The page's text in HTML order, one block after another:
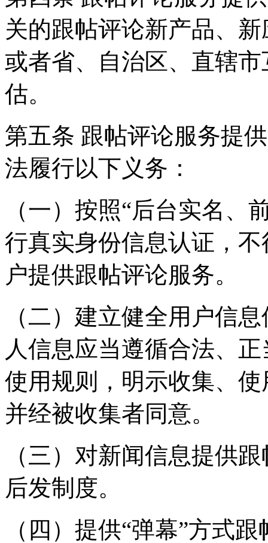
关的跟帖评论新产品、
或者省、自治区、直辖
估。
第五条 跟帖评论服务提
法履行以下义务：
（一）按照“后台实名、
行真实身份信息认证，
户提供跟帖评论服务。
（二）建立健全用户信
人信息应当遵循合法、
使用规则，明示收集、
并经被收集者同意。
（三）对新闻信息提供
后发制度。
（四）提供“弹幕”方式